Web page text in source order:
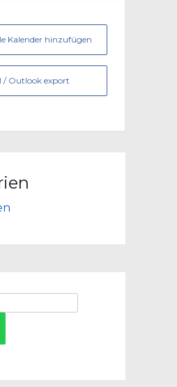
Kalender hinzufügen
/ Outlook export